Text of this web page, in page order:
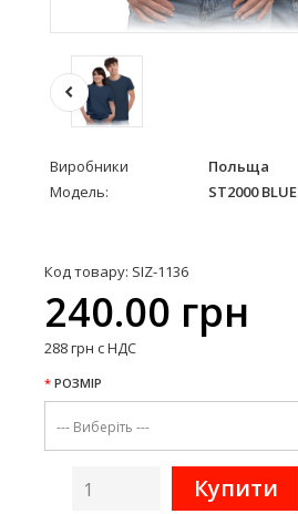
Виробники
Польща
Модель:
ST2000 BLUE
Код товару: SIZ-1136
240.00 грн
288 грн с НДС
РОЗМІР